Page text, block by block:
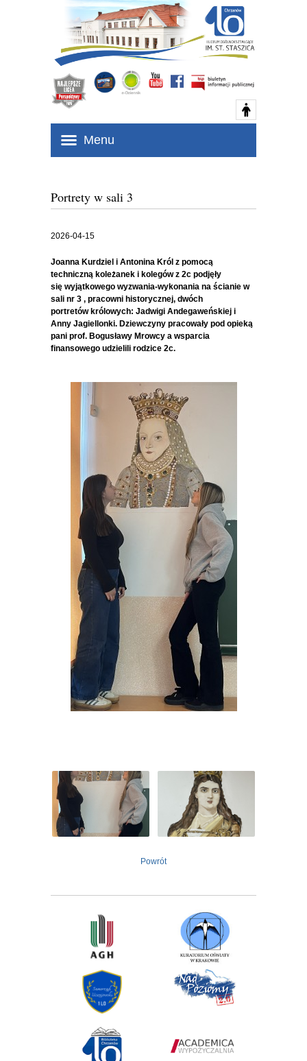
Menu
Portrety w sali 3
2026-04-15
Joanna Kurdziel i Antonina Król z pomocą
techniczną koleżanek i kolegów z 2c podjęły
się wyjątkowego wyzwania-wykonania na ścianie w
sali nr 3 , pracowni historycznej, dwóch
portretów królowych: Jadwigi Andegaweńskiej i
Anny Jagiellonki. Dziewczyny pracowały pod opieką
pani prof. Bogusławy Mrowcy a wsparcia
finansowego udzielili rodzice 2c.
Powrót